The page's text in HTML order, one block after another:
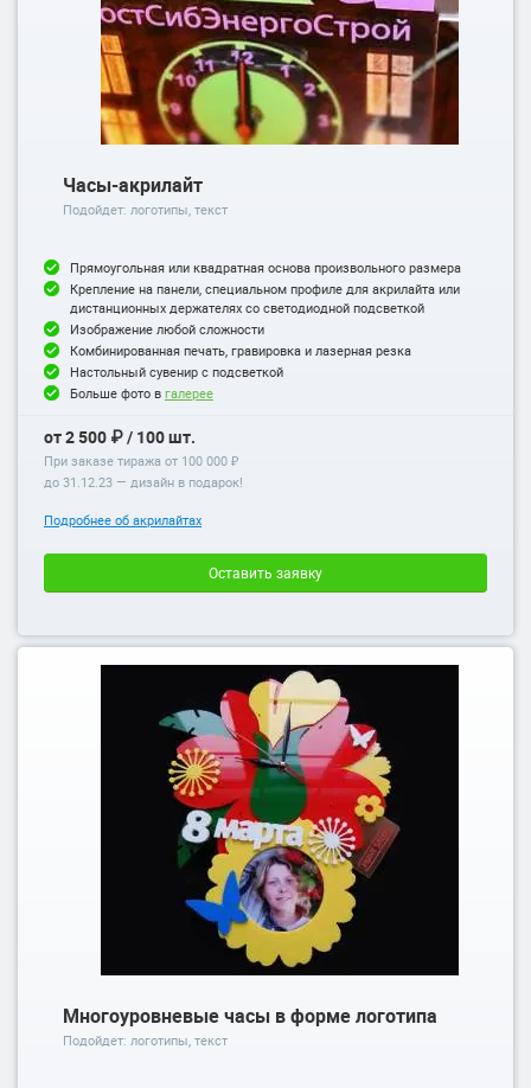
Часы-акрилайт
Подойдет: логотипы, текст
Прямоугольная или квадратная основа произвольного размера
Крепление на панели, специальном профиле для акрилайта или
дистанционных держателях со светодиодной подсветкой
Изображение любой сложности
Комбинированная печать, гравировка и лазерная резка
Настольный сувенир с подсветкой
Больше фото в галерее
от 2 500 ₽ / 100 шт.
При заказе тиража от 100 000 ₽
до 31.12.23 — дизайн в подарок!
Подробнее об акрилайтах
Оставить заявку
Многоуровневые часы в форме логотипа
Подойдет: логотипы, текст